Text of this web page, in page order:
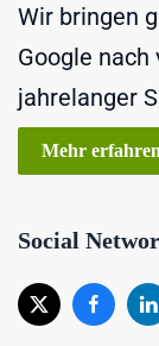
Wir bringen
Google
jahrelanger
Mehr erfahren
Social